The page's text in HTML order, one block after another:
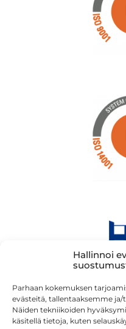
Hallinnoi
Parhaan kokemuksen
evästeitä, tallentaaksemme
Näiden tekniikoiden
käsitellä tietoja, kuten